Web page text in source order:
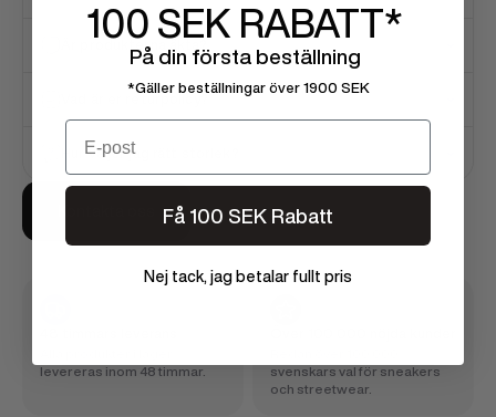
levereras inom 48 timmar.
svenskars val för sneakers
och streetwear.
Är produkterna äkta?
Hur väljer jag rätt storlek?
100 SEK RABATT*
På din första beställning
*Gäller beställningar över 1900 SEK
Email
Få 100 SEK Rabatt
Nej tack, jag betalar fullt pris